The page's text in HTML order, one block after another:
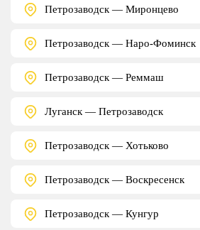
Петрозаводск — Миронцево
Петрозаводск — Наро-Фоминск
Петрозаводск — Реммаш
Луганск — Петрозаводск
Петрозаводск — Хотьково
Петрозаводск — Воскресенск
Петрозаводск — Кунгур